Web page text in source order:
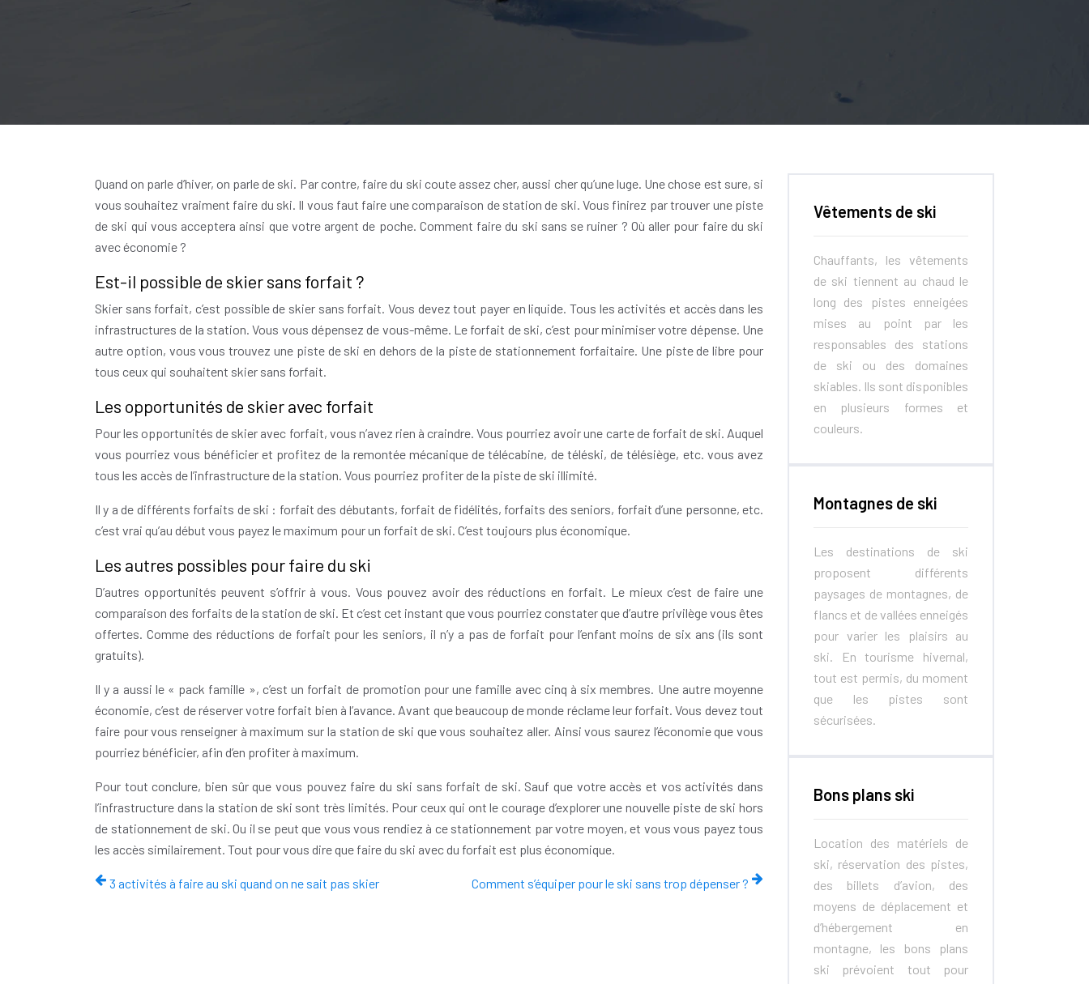
Quand on parle d’hiver, on parle de ski. Par contre, faire du ski coute assez cher, aussi cher qu’une luge. Une chose est sure, si
vous souhaitez vraiment faire du ski. Il vous faut faire une comparaison de station de ski. Vous finirez par trouver une piste
de ski qui vous acceptera ainsi que votre argent de poche. Comment faire du ski sans se ruiner ? Où aller pour faire du ski
avec économie ?
Est-il possible de skier sans forfait ?
Skier sans forfait, c’est possible de skier sans forfait. Vous devez tout payer en liquide. Tous les activités et accès dans les
infrastructures de la station. Vous vous dépensez de vous-même. Le forfait de ski, c’est pour minimiser votre dépense. Une
autre option, vous vous trouvez une piste de ski en dehors de la piste de stationnement forfaitaire. Une piste de libre pour
tous ceux qui souhaitent skier sans forfait.
Les opportunités de skier avec forfait
Pour les opportunités de skier avec forfait, vous n’avez rien à craindre. Vous pourriez avoir une carte de forfait de ski. Auquel
vous pourriez vous bénéficier et profitez de la remontée mécanique de télécabine, de téléski, de télésiège, etc. vous avez
tous les accès de l’infrastructure de la station. Vous pourriez profiter de la piste de ski illimité.
Il y a de différents forfaits de ski : forfait des débutants, forfait de fidélités, forfaits des seniors, forfait d’une personne, etc.
c’est vrai qu’au début vous payez le maximum pour un forfait de ski. C’est toujours plus économique.
Les autres possibles pour faire du ski
D’autres opportunités peuvent s’offrir à vous. Vous pouvez avoir des réductions en forfait. Le mieux c’est de faire une
comparaison des forfaits de la station de ski. Et c’est cet instant que vous pourriez constater que d’autre privilège vous êtes
offertes. Comme des réductions de forfait pour les seniors, il n’y a pas de forfait pour l’enfant moins de six ans (ils sont
gratuits).
Il y a aussi le « pack famille », c’est un forfait de promotion pour une famille avec cinq à six membres. Une autre moyenne
économie, c’est de réserver votre forfait bien à l’avance. Avant que beaucoup de monde réclame leur forfait. Vous devez tout
faire pour vous renseigner à maximum sur la station de ski que vous souhaitez aller. Ainsi vous saurez l’économie que vous
pourriez bénéficier, afin d’en profiter à maximum.
Pour tout conclure, bien sûr que vous pouvez faire du ski sans forfait de ski. Sauf que votre accès et vos activités dans
l’infrastructure dans la station de ski sont très limités. Pour ceux qui ont le courage d’explorer une nouvelle piste de ski hors
de stationnement de ski. Ou il se peut que vous vous rendiez à ce stationnement par votre moyen, et vous vous payez tous
les accès similairement. Tout pour vous dire que faire du ski avec du forfait est plus économique.
3 activités à faire au ski quand on ne sait pas skier Comment s’équiper pour le ski sans trop dépenser ?
Vêtements de ski
Chauffants, les vêtements
de ski tiennent au chaud le
long des pistes enneigées
mises au point par les
responsables des stations
de ski ou des domaines
skiables. Ils sont disponibles
en plusieurs formes et
couleurs.
Montagnes de ski
Les destinations de ski
proposent différents
paysages de montagnes, de
flancs et de vallées enneigés
pour varier les plaisirs au
ski. En tourisme hivernal,
tout est permis, du moment
que les pistes sont
sécurisées.
Bons plans ski
Location des matériels de
ski, réservation des pistes,
des billets d’avion, des
moyens de déplacement et
d’hébergement en
montagne, les bons plans
ski prévoient tout pour